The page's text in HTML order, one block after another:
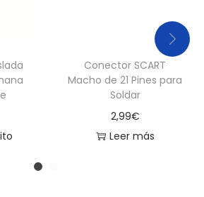
Conector SCART
Macho de 21 Pines para
Soldar
2,99€
Leer más